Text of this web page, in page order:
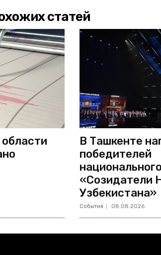
статей
В Ташкенте
победителей
«Созидатели
Узбекистана»
События 08.08.2026